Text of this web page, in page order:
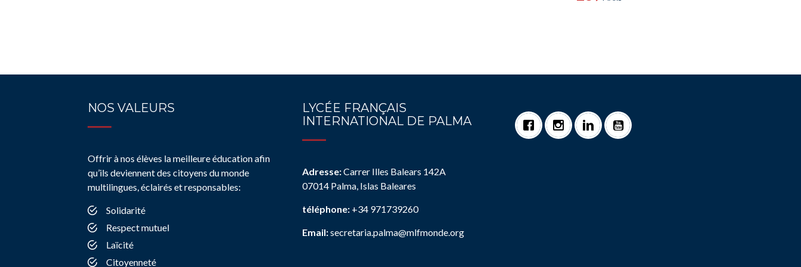
NOS VALEURS
Offrir à nos élèves la meilleure éducation afin
qu’ils deviennent des citoyens du monde
multilingues, éclairés et responsables:
Solidarité
Respect mutuel
Laïcité
Citoyenneté
LYCÉE FRANÇAIS
INTERNATIONAL DE PALMA
Adresse:Carrer Illes Balears 142A
07014 Palma, Islas Baleares
téléphone: +34 971739260
Email:secretaria.palma@mlfmonde.org